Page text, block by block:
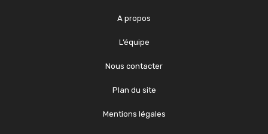
A propos
L’équipe
Nous contacter
Plan du site
Mentions légales